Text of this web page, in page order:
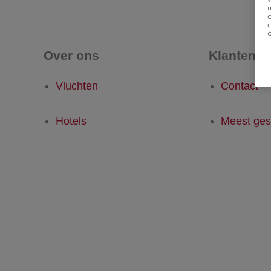
Over ons
Vluchten
Hotels
Contact
Meest